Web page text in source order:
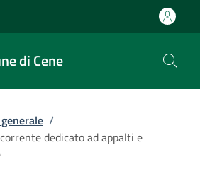
di Cene
/
dedicato ad appalti e